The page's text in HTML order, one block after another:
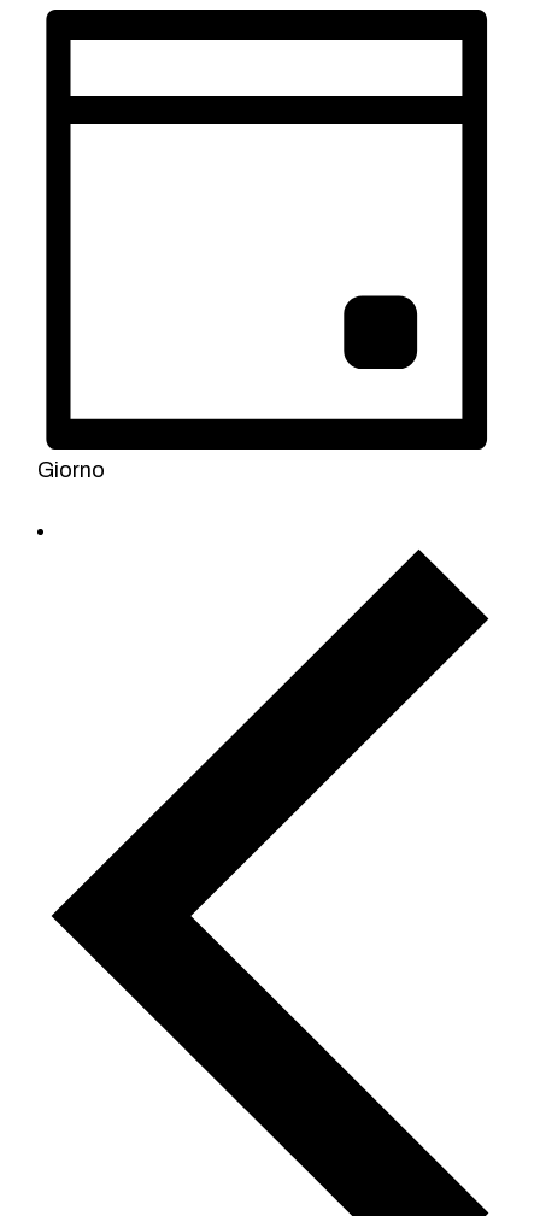
Giorno